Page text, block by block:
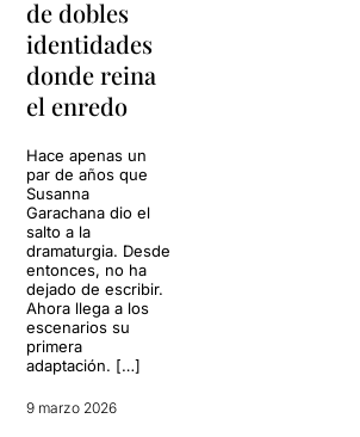
de dobles
identidades
donde reina
el enredo
Hace apenas un
par de años que
Susanna
Garachana dio el
salto a la
dramaturgia. Desde
entonces, no ha
dejado de escribir.
Ahora llega a los
escenarios su
primera
adaptación. […]
9 marzo 2026